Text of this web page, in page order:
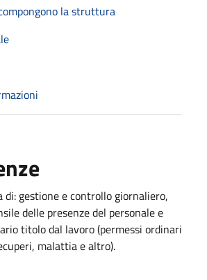
la struttura
di: gestione e controllo giornaliero,
delle presenze del personale e
titolo dal lavoro (permessi ordinari
malattia e altro).